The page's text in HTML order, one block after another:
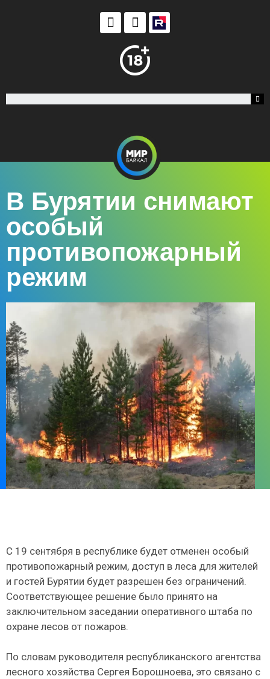
В Бурятии снимают
особый
противопожарный
режим
С 19 сентября в республике будет отменен особый
противопожарный режим, доступ в леса для жителей
и гостей Бурятии будет разрешен без ограничений.
Соответствующее решение было принято на
заключительном заседании оперативного штаба по
охране лесов от пожаров.
По словам руководителя республиканского агентства
лесного хозяйства Сергея Борошноева, это связано с